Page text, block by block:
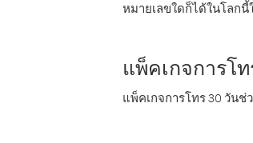
หมายเลขใดก็ได้ในโลก
แพ็คเกจการโ
แพ็คเกจการโทร 30 วัน